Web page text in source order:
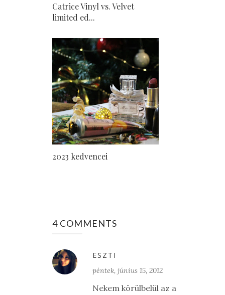
Catrice Vinyl vs. Velvet
limited ed...
2023 kedvencei
4 COMMENTS
ESZTI
péntek, június 15, 2012
Nekem körülbelül az a